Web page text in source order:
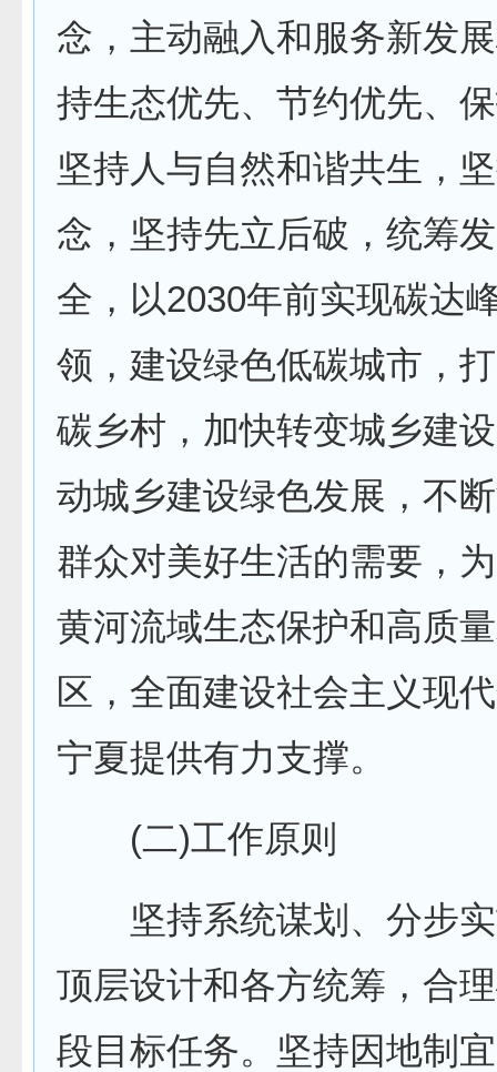
念，主动融入和服务新发
持生态优先、节约优先、
坚持人与自然和谐共生，
念，坚持先立后破，统筹
全，以2030年前实现碳达
领，建设绿色低碳城市，
碳乡村，加快转变城乡建
动城乡建设绿色发展，不
群众对美好生活的需要，
黄河流域生态保护和高质
区，全面建设社会主义现
宁夏提供有力支撑。
(二)工作原则
坚持系统谋划、分步实
顶层设计和各方统筹，合
段目标任务。坚持因地制